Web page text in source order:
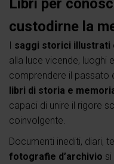
Libri per
custodirne la
I saggi storici illustrati
alla luce vicende, luoghi
comprendere il passato
libri di storia e
capaci di unire il rigore
coinvolgente.
Documenti inediti, diari,
fotografie d’archivio